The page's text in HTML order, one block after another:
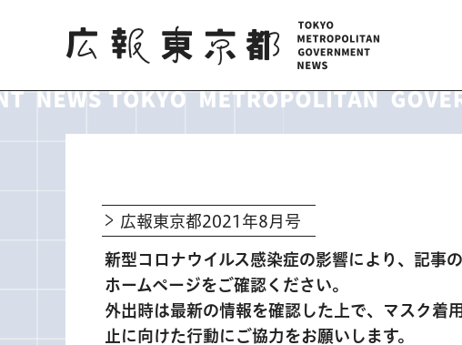
広報東京都
広報東京都2021年8月号
新型コロナウイルス感染症の影響により、記事
ホームページをご確認ください。
外出時は最新の情報を確認した上で、マスク着
止に向けた行動にご協力をお願いします。